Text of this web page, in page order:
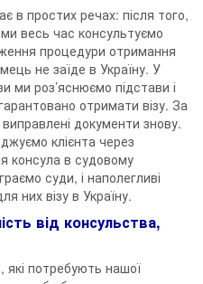
в простих речах: після того,
весь час консультуємо
процедури отримання
не заїде в Україну. У
ми роз’яснюємо підстави і
отримати візу. За
документи знову.
клієнта через
консула в судовому
суди, і наполегливі
них візу в Україну.
від консульства,
потребують нашої